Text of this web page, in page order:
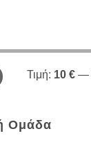
Τιμή: 10 € —
Ομάδα